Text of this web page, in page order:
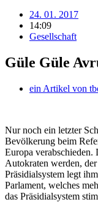
24. 01. 2017
14:09
Gesellschaft
Güle Güle
ein Artikel von
Nur noch ein letzter
Bevölkerung beim
Europa
Autokraten werden,
Präsidialsystem legt
Parlament, welches
das Präsidialsystem